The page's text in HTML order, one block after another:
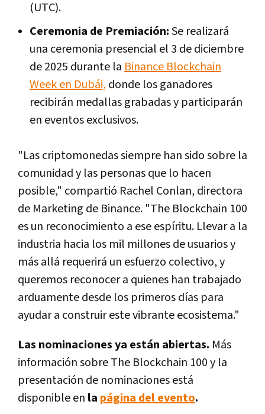
(UTC).
Ceremonia de Premiación:Se realizará
una ceremonia presencial el 3 de diciembre
de 2025 durante la Binance Blockchain
Week en Dubái, donde los ganadores
recibirán medallas grabadas y participarán
en eventos exclusivos.
"Las criptomonedas siempre han sido sobre la
comunidad y las personas que lo hacen
posible," compartió Rachel Conlan, directora
de Marketing de Binance. "The Blockchain 100
es un reconocimiento a ese espíritu. Llevar a la
industria hacia los mil millones de usuarios y
más allá requerirá un esfuerzo colectivo, y
queremos reconocer a quienes han trabajado
arduamente desde los primeros días para
ayudar a construir este vibrante ecosistema."
Las nominaciones ya están abiertas. Más
información sobre The Blockchain 100 y la
presentación de nominaciones está
disponible en la página del evento.